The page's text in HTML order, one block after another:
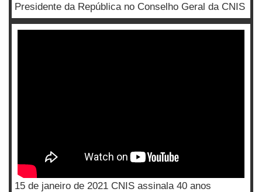
Presidente da República no Conselho Geral da CNIS
15 de janeiro de 2021 CNIS assinala 40 anos